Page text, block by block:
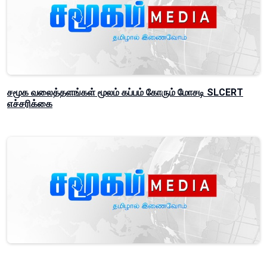
சமூக வலைத்தளங்கள் மூலம் கப்பம் கோரும் மோசடி SLCERT
எச்சரிக்கை